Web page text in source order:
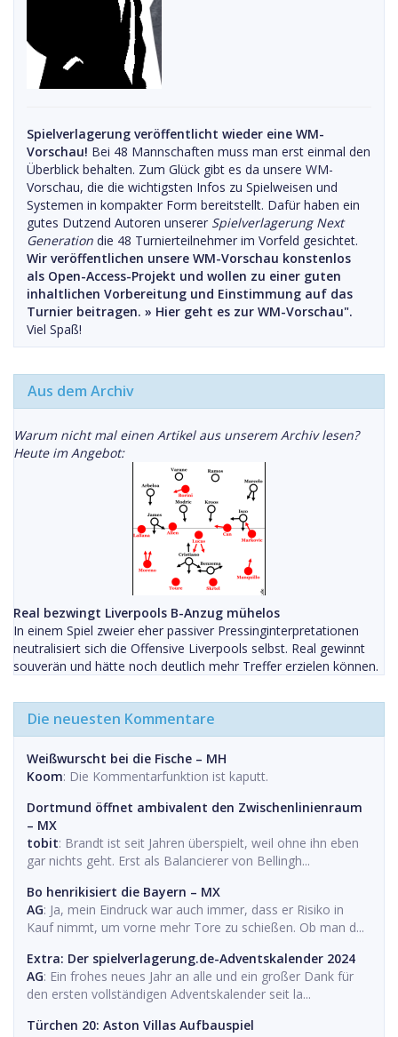
Spielverlagerung veröffentlicht wieder eine WM-
Vorschau! Bei 48 Mannschaften muss man erst einmal den
Überblick behalten. Zum Glück gibt es da unsere WM-
Vorschau, die die wichtigsten Infos zu Spielweisen und
Systemen in kompakter Form bereitstellt. Dafür haben ein
gutes Dutzend Autoren unserer Spielverlagerung Next
Generation die 48 Turnierteilnehmer im Vorfeld gesichtet.
Wir veröffentlichen unsere WM-Vorschau konstenlos
als Open-Access-Projekt und wollen zu einer guten
inhaltlichen Vorbereitung und Einstimmung auf das
Turnier beitragen. » Hier geht es zur WM-Vorschau".
Viel Spaß!
Aus dem Archiv
Warum nicht mal einen Artikel aus unserem Archiv lesen?
Heute im Angebot:
Real bezwingt Liverpools B-Anzug mühelos
In einem Spiel zweier eher passiver Pressinginterpretationen
neutralisiert sich die Offensive Liverpools selbst. Real gewinnt
souverän und hätte noch deutlich mehr Treffer erzielen können.
Die neuesten Kommentare
Weißwurscht bei die Fische – MH
Koom: Die Kommentarfunktion ist kaputt.
Dortmund öffnet ambivalent den Zwischenlinienraum
– MX
tobit: Brandt ist seit Jahren überspielt, weil ohne ihn eben
gar nichts geht. Erst als Balancierer von Bellingh...
Bo henrikisiert die Bayern – MX
AG: Ja, mein Eindruck war auch immer, dass er Risiko in
Kauf nimmt, um vorne mehr Tore zu schießen. Ob man d...
Extra: Der spielverlagerung.de-Adventskalender 2024
AG: Ein frohes neues Jahr an alle und ein großer Dank für
den ersten vollständigen Adventskalender seit la...
Türchen 20: Aston Villas Aufbauspiel